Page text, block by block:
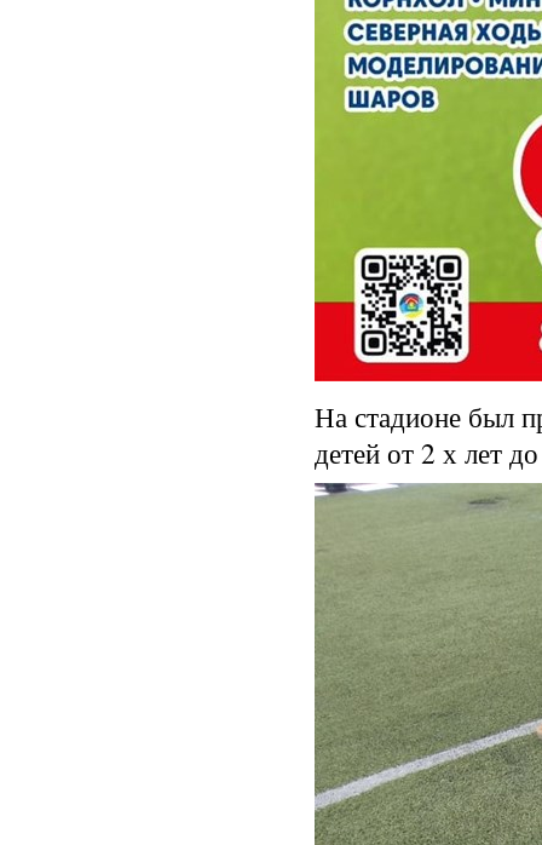
На стадионе был
детей от 2 х лет